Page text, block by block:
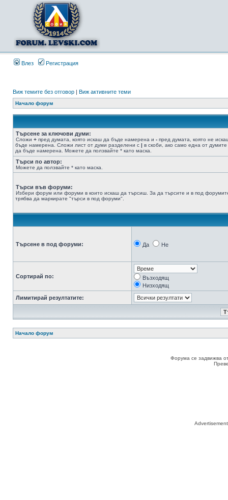
Влез Регистрация
Виж темите без отговор | Виж активните теми
Начало форум
Търсене за ключови думи:
Сложи + пред думата, която искаш да бъде намерена и - пред думата, която не
бъде намерена. Сложи лист от думи разделени с | в скоби, ако само една от думите
да бъде намерена. Можете да ползвайте * като маска.
Търси по автор:
Можете да ползвайте * като маска.
Търси във форуми:
Избери форум или форуми в които искаш да търсиш. За да търсите и в под
трябва да маркирате "търси в под форуми".
Търсене в под форуми: Да Не
Сортирай по:
Възходящ
Низходящ
Лимитирай резултатите:
Начало форум
Форума се задвижва